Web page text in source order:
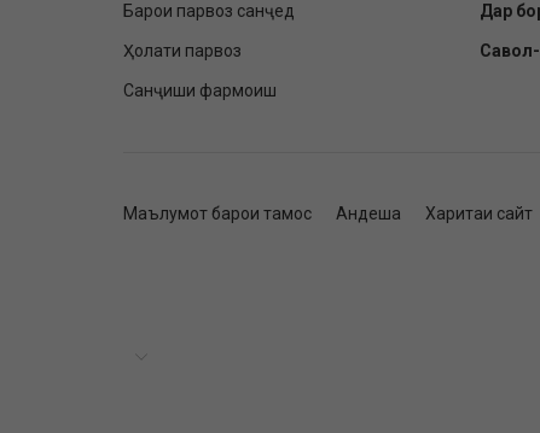
Барои парвоз санҷед
Ҳолати парвоз
Санҷиши фармоиш
Дар
Маълумот барои тамос Андеша Харитаи сайт